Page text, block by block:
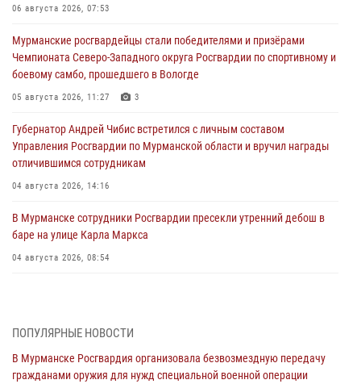
06 августа 2026, 07:53
Мурманские росгвардейцы стали победителями и призёрами
Чемпионата Северо-Западного округа Росгвардии по спортивному и
боевому самбо, прошедшего в Вологде
05 августа 2026, 11:27 3
Губернатор Андрей Чибис встретился с личным составом
Управления Росгвардии по Мурманской области и вручил награды
отличившимся сотрудникам
04 августа 2026, 14:16
В Мурманске сотрудники Росгвардии пресекли утренний дебош в
баре на улице Карла Маркса
04 августа 2026, 08:54
03 августа 2026, 12:23 4
Сотрудники вневедомственной охраны Росгвардии пресекли
хулиганские действия дебошира на автозаправочной станции
ПОПУЛЯРНЫЕ НОВОСТИ
В Мурманске Росгвардия организовала безвозмездную передачу
гражданами оружия для нужд специальной военной операции